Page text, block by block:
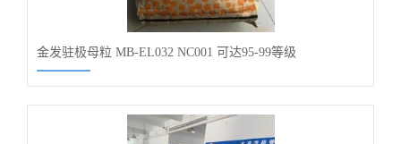
金发驻极母粒 MB-EL032 NC001 可达95-99等级